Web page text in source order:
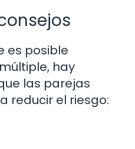
es posible
hay
las parejas
reducir el riesgo: